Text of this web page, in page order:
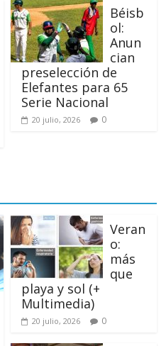
Béisb
ol:
Anun
cian
preselección de
Elefantes para 65
Serie Nacional
20 julio, 2026 0
Veran
o:
más
que
playa y sol (+
Multimedia)
20 julio, 2026 0